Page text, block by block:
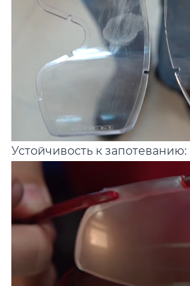
Устойчивость к запотеванию: